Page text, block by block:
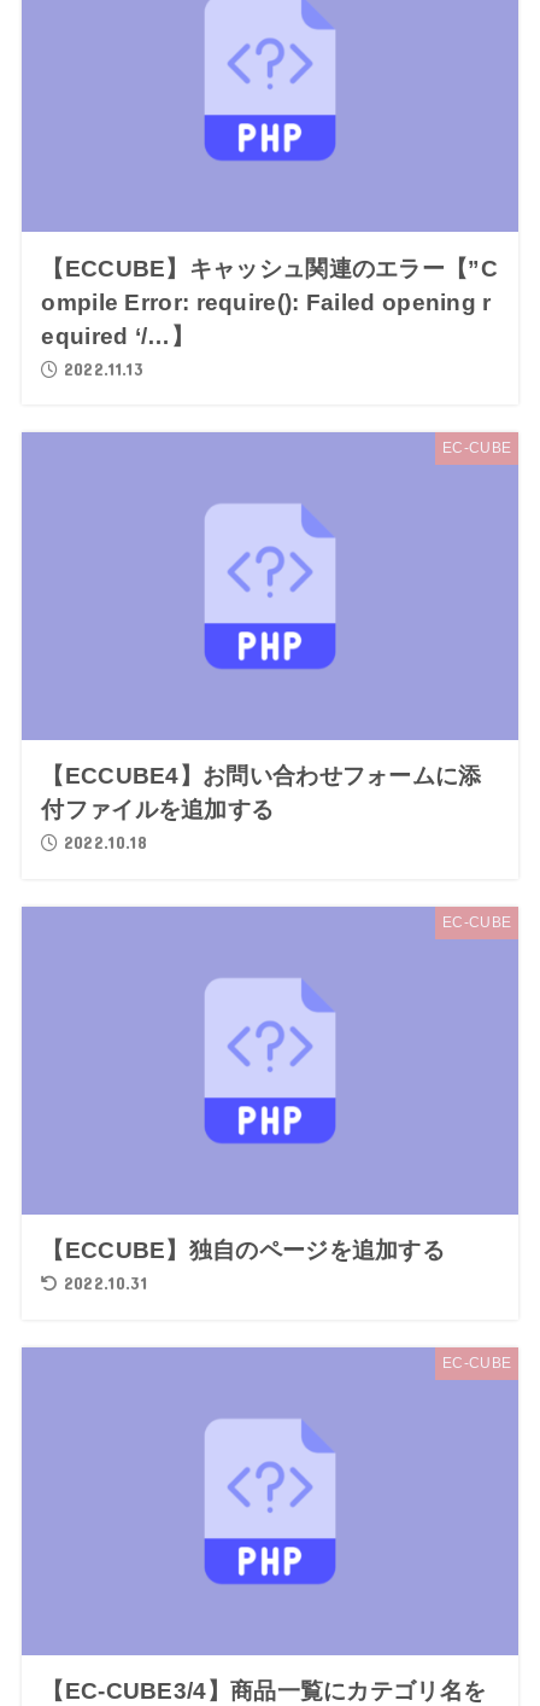
【ECCUBE】キャッシュ関連のエラー【”C
ompile Error: require(): Failed opening r
equired ‘/…】
2022.11.13
EC-CUBE
【ECCUBE4】お問い合わせフォームに添
付ファイルを追加する
2022.10.18
EC-CUBE
【ECCUBE】独自のページを追加する
2022.10.31
EC-CUBE
【EC-CUBE3/4】商品一覧にカテゴリ名を